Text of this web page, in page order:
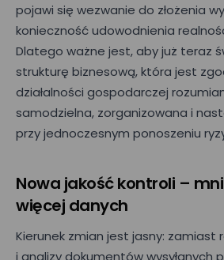
pojawi się wezwanie do złożenia
konieczność udowodnienia
Dlatego ważne jest, aby już teraz
strukturę biznesową, która jest
działalności gospodarczej
samodzielna, zorganizowana i
przy jednoczesnym ponoszeniu
Nowa jakość kontroli –
więcej danych
Kierunek zmian jest jasny: zamiast
i analizy dokumentów wysyłanych
Umów
E-mail*
Imię*